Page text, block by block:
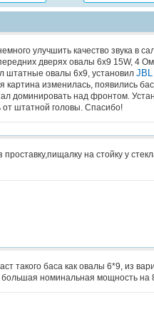
улучшить качество звука в
дверях овалы 6х9 15W, 4
штатные овалы 6х9, установил JBL
картина изменилась, появились
доминировать над фронтом.
от штатной головы. Спасибо!
проставку,пищалку на стойку у
такого баса как овалы 6*9, из
большая номинальная мощность на